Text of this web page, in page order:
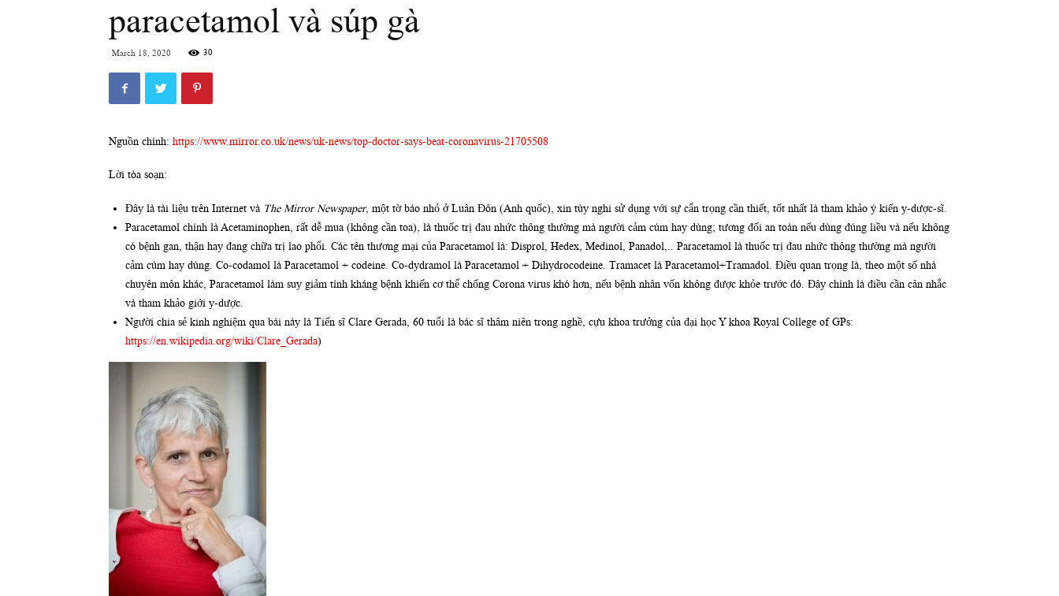
paracetamol và súp gà
March 18, 2020 30
Nguồn chính: https://www.mirror.co.uk/news/uk-news/top-doctor-says-beat-coronavirus-21705508
Lời tòa soạn:
Đây là tài liệu trên Internet và The Mirror Newspaper, một tờ báo nhỏ ở Luân Đôn (Anh quốc), xin tùy nghi sử dụng với sự cẩn trọng cần thiết, tốt nhất là tham khảo ý kiến y-dược-sĩ.
Paracetamol chính là Acetaminophen, rất dễ mua (không cần toa), là thuốc trị đau nhức thông thường mà người cảm cúm hay dùng; tương đối an toàn nếu dùng đúng liều và nếu không
có bệnh gan, thận hay đang chữa trị lao phổi. Các tên thương mại của Paracetamol là: Disprol, Hedex, Medinol, Panadol,.. Paracetamol là thuốc trị đau nhức thông thường mà người
cảm cúm hay dùng. Co-codamol là Paracetamol + codeine. Co-dydramol là Paracetamol + Dihydrocodeine. Tramacet là Paracetamol+Tramadol. Điều quan trọng là, theo một số nhà
chuyên môn khác, Paracetamol làm suy giảm tính kháng bệnh khiến cơ thể chống Corona virus khó hơn, nếu bệnh nhân vốn không được khỏe trước đó. Đây chính là điều cần cân nhắc
và tham khảo giới y-dược.
Người chia sẻ kinh nghiệm qua bài này là Tiến sĩ Clare Gerada, 60 tuổi là bác sĩ thâm niên trong nghề, cựu khoa trưởng của đại học Y khoa Royal College of GPs:
https://en.wikipedia.org/wiki/Clare_Gerada)